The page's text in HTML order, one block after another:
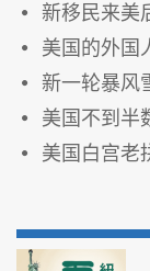
新移民来美
美国的外国
新一轮暴风
美国不到半
美国白宫老